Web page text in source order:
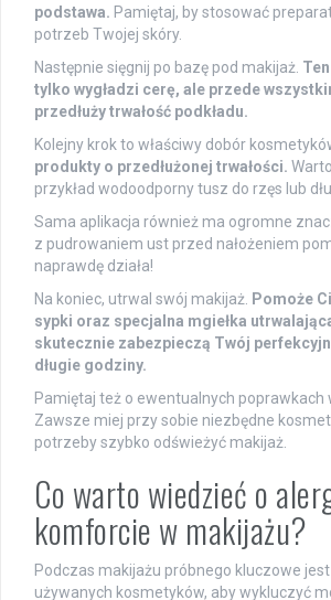
podstawa. Pamiętaj, by stosować
potrzeb Twojej skóry.
Następnie sięgnij po bazę pod makijaż.
tylko wygładzi cerę, ale przede
przedłuży trwałość podkładu.
Kolejny krok to właściwy dobór
produkty o przedłużonej trwałości.
przykład wodoodporny tusz do rzęs lub
Sama aplikacja również ma ogromne
z pudrowaniem ust przed nałożeniem
naprawdę działa!
Na koniec, utrwal swój makijaż.
Pomoże
sypki oraz specjalna mgiełka
skutecznie zabezpieczą Twój
długie godziny.
Pamiętaj też o ewentualnych poprawkach
Zawsze miej przy sobie niezbędne
potrzeby szybko odświeżyć makijaż.
Co warto wiedzieć o
komforcie w makijażu?
Podczas makijażu próbnego kluczowe
używanych kosmetyków, aby wykluczyć